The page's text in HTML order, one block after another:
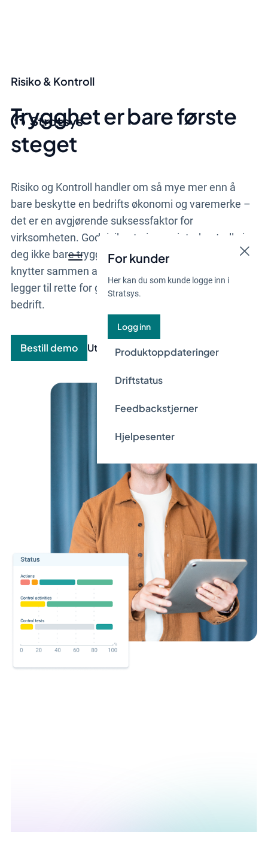
For kunder
Her kan du som kunde logge inn i
Stratsys.
Logg inn
Produktoppdateringer
Driftstatus
Feedbackstjerner
Hjelpesenter
Risiko & Kontroll
Trygghet er bare første
steget
Risiko og Kontroll handler om så mye mer enn å
bare beskytte en bedrifts økonomi og varemerke –
det er en avgjørende suksessfaktor for
virksomheten. God risikostyring og interkontroll gir
deg ikke bare trygghet, det skaper prosesser som
knytter sammen alle forretningsfunksjoner og
legger til rette for grunnleggende endringer i en
bedrift.
Bestill demo Utforsk produktet